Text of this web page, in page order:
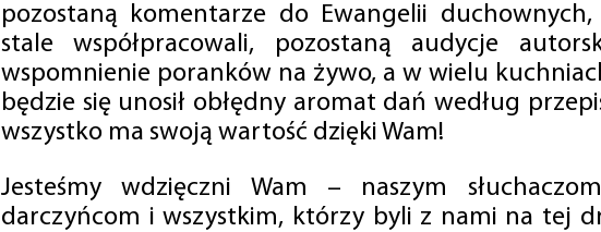
pozostaną komentarze do Ewangelii
stale współpracowali, pozostaną audycje
wspomnienie poranków na żywo, a w wielu
będzie się unosił obłędny aromat dań według
wszystko ma swoją wartość dzięki Wam!
Jesteśmy wdzięczni Wam – naszym
darczyńcom i wszystkim, którzy byli z nami na tej